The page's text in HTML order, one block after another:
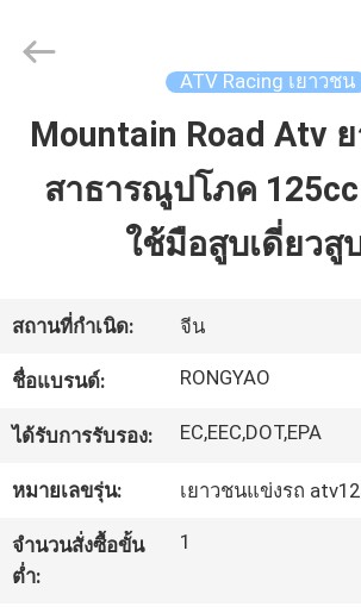
บ้าน
เกี่ยว
กับ
เรา
โรงงาน
Rongyao
Vehicle
ATV Racing เยาวชน
Mountain Road Atv
สาธารณูปโภค 125cc
ใช้มือสูบเดี่ยวสู
สถานที่กำเนิด: จีน
ชื่อแบรนด์: RONGYAO
ได้รับการรับรอง: EC,EEC,DOT,EPA
หมายเลขรุ่น: เยาวชนแข่งรถ
จำนวนสั่งซื้อขั้น
ต่ำ:
1